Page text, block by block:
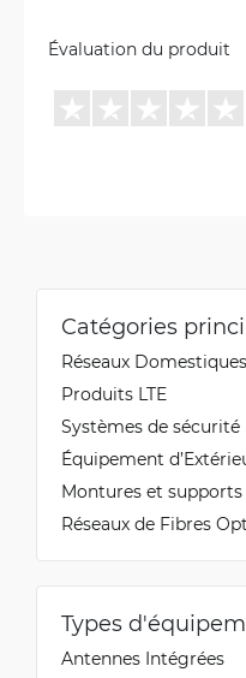
Évaluation du produit
Catégories
Réseaux
Produits LTE
Systèmes de sécurité
Équipement
Montures et supports
Réseaux de Fibres
Types
Antennes Intégrées